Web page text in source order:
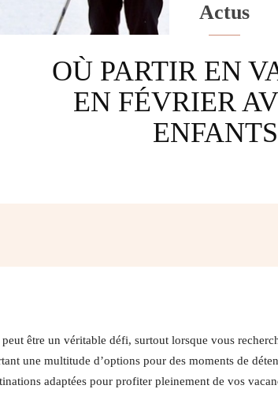
Actus
OÙ PARTIR EN
EN FÉVRIER
être un véritable défi, surtout lorsque vous
une multitude d’options pour des moments de
adaptées pour profiter pleinement de vos